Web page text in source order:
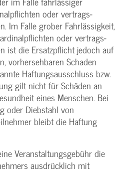
oder vertrags­
Im Falle grober Fahrlässigkeit,
oder vertrags­
ist die Ersatzpflicht jedoch auf
vorhersehbaren Schaden
Haftungs­ausschluss bzw.
gilt nicht für Schäden an
eines Menschen. Bei
oder Diebstahl von
bleibt die Haftung
Veranstaltungs­gebühr die
ausdrücklich mit